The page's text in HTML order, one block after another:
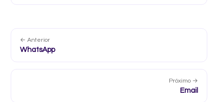
← Anterior
WhatsApp
Próximo →
Email